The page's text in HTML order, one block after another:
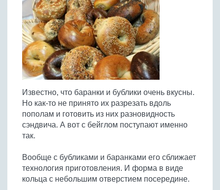
Из яиц и другие
Холодные супы
Супы-пюре
Молочные супы
Сладкие супы
Отварное мясо
Запеченное мясо
Тушеное мясо
Из мясного фарша
Из субпродуктов
Жареная рыба
Отварная и паровая
Запеченная рыба
Тушеная рыба
Из рыбного фарша
Морепродукты
Суши и роллы
Вся птица
Жареная птица
Отварная птица
Запеченная птица
Тушеная птица
Из фарша птицы
Из субпродуктов птицы
Овощи
Все овощи
Жареные овощи
Отварные овощи
Тушеные овощи
Запеченные овощи
Выпечка
Вся выпечка
Торты и пирожные
Пироги и пирожки
Кексы и маффины
Печенье и булочки
Блины и оладьи
Пиццы
Кремы
Соусы
Все соусы
Соусы к мясу
Соусы к рыбе
Соусы к овощам
Все напитки
Алкогольные напитки
Безалкогольные напитки
Заготовки
Все заготовки
Ягоды и фрукты
Овощи
Грибы
Другие заготовки
Десерты
Десерты
Пельмени, вареники
Известно, что баранки и бублики очень вкусны.
Но как-то не принято их разрезать вдоль
пополам и готовить из них разновидность
сэндвича. А вот с бейглом поступают именно
так.
Вообще с бубликами и баранками его сближает
технология приготовления. И форма в виде
кольца с небольшим отверстием посередине.